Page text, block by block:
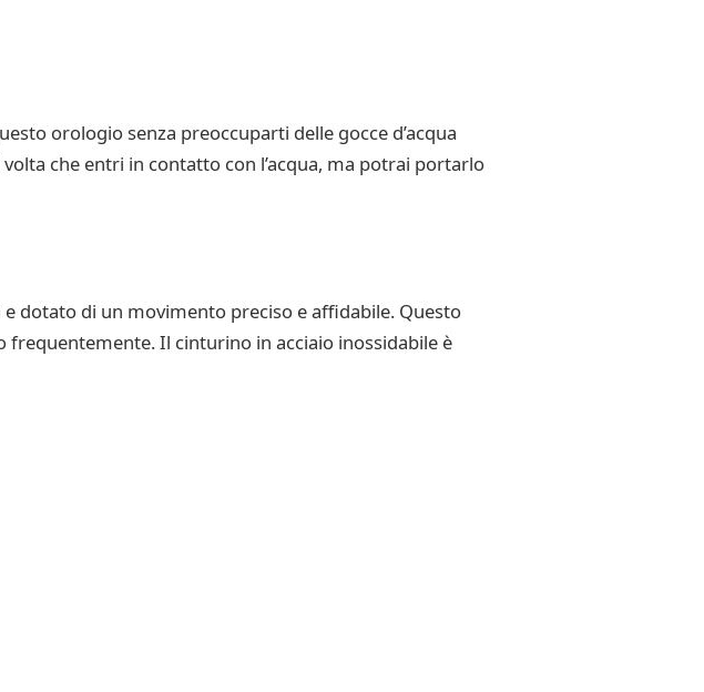
orologio senza preoccuparti delle gocce d’acqua
che entri in contatto con l’acqua, ma potrai portarlo
e dotato di un movimento preciso e affidabile. Questo
Il cinturino in acciaio inossidabile è